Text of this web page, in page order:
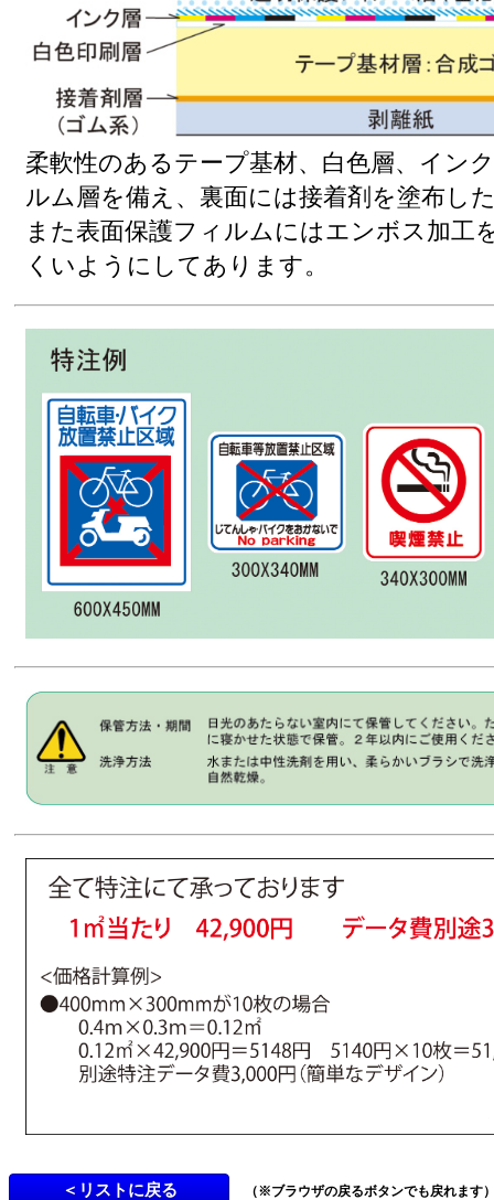
柔軟性のあるテープ基材、白色層、イン
ルム層を備え、裏面には接着剤を塗布し
また表面保護フィルムにはエンボス加工
くいようにしてあります。
（※ブラウザの戻るボタンでも戻れます